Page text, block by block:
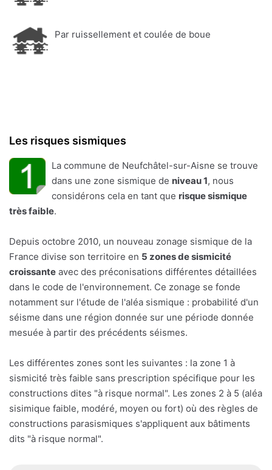
Par ruissellement et coulée de boue
Les risques sismiques
La commune de Neufchâtel-sur-Aisne se trouve
dans une zone sismique de niveau 1, nous
considérons cela en tant que risque sismique
très faible.
Depuis octobre 2010, un nouveau zonage sismique de la
France divise son territoire en 5 zones de sismicité
croissante avec des préconisations différentes détaillées
dans le code de l'environnement. Ce zonage se fonde
notamment sur l'étude de l'aléa sismique : probabilité d'un
séisme dans une région donnée sur une période donnée
mesuée à partir des précédents séismes.
Les différentes zones sont les suivantes : la zone 1 à
sismicité très faible sans prescription spécifique pour les
constructions dites "à risque normal". Les zones 2 à 5 (aléa
sisimique faible, modéré, moyen ou fort) où des règles de
constructions parasismiques s'appliquent aux bâtiments
dits "à risque normal".